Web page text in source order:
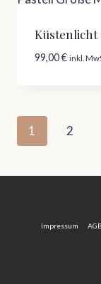
Küstenlicht
99,00€ inkl.
1 2
Impressum AGB